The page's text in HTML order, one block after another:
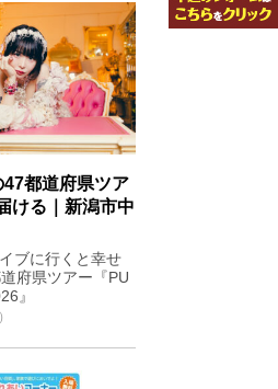
47都道府県ツア
ける｜新潟市中
ブに行くと幸せ
府県ツアー『PU
』